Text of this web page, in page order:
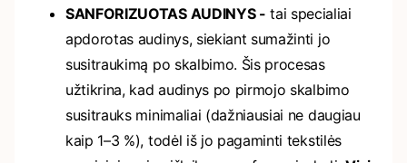
SANFORIZUOTAS AUDINYS - tai specialiai
apdorotas audinys, siekiant sumažinti jo
susitraukimą po skalbimo. Šis procesas
užtikrina, kad audinys po pirmojo skalbimo
susitrauks minimaliai (dažniausiai ne daugiau
kaip 1–3 %), todėl iš jo pagaminti tekstilės